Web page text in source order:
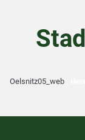
Oelsnitz05_web